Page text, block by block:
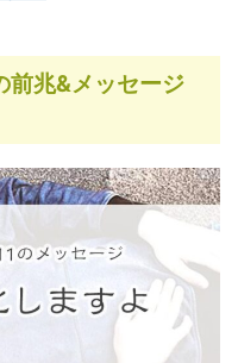
前兆&メッセージ